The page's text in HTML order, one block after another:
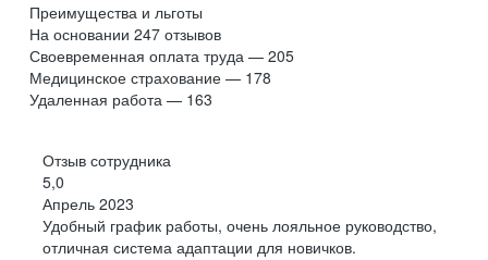
Преимущества и льготы
На основании 247 отзывов
Своевременная оплата труда — 205
Медицинское страхование — 178
Удаленная работа — 163
Отзыв сотрудника
5,0
Апрель 2023
Удобный график работы, очень лояльное руководство,
отличная система адаптации для новичков.